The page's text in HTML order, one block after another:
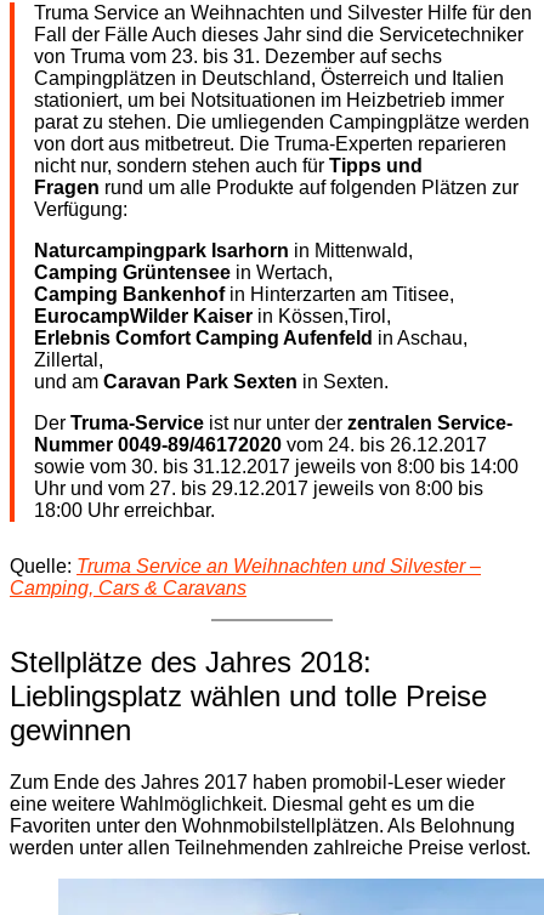
Truma Service an Weihnachten und Silvester Hilfe für den
Fall der Fälle Auch dieses Jahr sind die Servicetechniker
von Truma vom 23. bis 31. Dezember auf sechs
Campingplätzen in Deutschland, Österreich und Italien
stationiert, um bei Notsituationen im Heizbetrieb immer
parat zu stehen. Die umliegenden Campingplätze werden
von dort aus mitbetreut. Die Truma-Experten reparieren
nicht nur, sondern stehen auch für Tipps und
Fragen rund um alle Produkte auf folgenden Plätzen zur
Verfügung:
Naturcampingpark Isarhorn in Mittenwald,
Camping Grüntensee in Wertach,
Camping Bankenhofin Hinterzarten am Titisee,
EurocampWilder Kaiser in Kössen,Tirol,
Erlebnis Comfort Camping Aufenfeld in Aschau,
Zillertal,
und am Caravan Park Sexten in Sexten.
Der Truma-Service ist nur unter der zentralen Service-
Nummer 0049-89/46172020 vom 24. bis 26.12.2017
sowie vom 30. bis 31.12.2017 jeweils von 8:00 bis 14:00
Uhr und vom 27. bis 29.12.2017 jeweils von 8:00 bis
18:00 Uhr erreichbar.
Quelle: Truma Service an Weihnachten und Silvester –
Camping, Cars & Caravans
Stellplätze des Jahres 2018:
Lieblingsplatz wählen und tolle Preise
gewinnen
Zum Ende des Jahres 2017 haben promobil-Leser wieder
eine weitere Wahlmöglichkeit. Diesmal geht es um die
Favoriten unter den Wohnmobilstellplätzen. Als Belohnung
werden unter allen Teilnehmenden zahlreiche Preise verlost.